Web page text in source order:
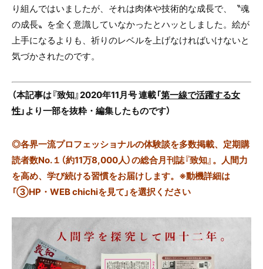
り組んではいましたが、それは肉体や技術的な成長で、〝魂
の成長〟を全く意識していなかったとハッとしました。絵が
上手になるよりも、祈りのレベルを上げなければいけないと
気づかされたのです。
（本記事は『致知』2020年11月号 連載「第一線で活躍する女
性」より一部を抜粋・編集したものです）
◎各界一流プロフェッショナルの体験談を多数掲載、定期購
読者数No.１（約11万8,000人）の総合月刊誌『致知』。人間力
を高め、学び続ける習慣をお届けします。※動機詳細は
「③HP・WEB chichiを見て」を選択ください